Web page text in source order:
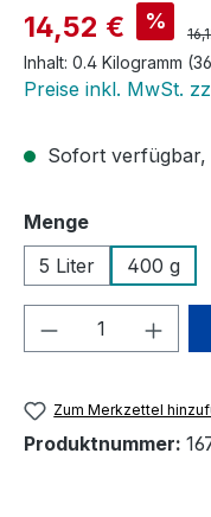
Verkaufspreis:
14,52 € %
Inhalt: 0.4 Kilogramm
Preise inkl. MwSt.
Sofort verfügbar,
Mengeauswählen
5 Liter
400 g
Produkt
Zum Merkzettel
Produktnummer: